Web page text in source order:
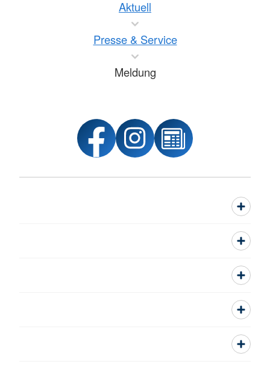
Aktuell
Presse & Service
Meldung